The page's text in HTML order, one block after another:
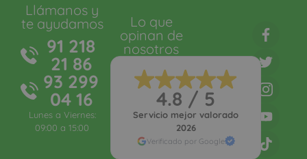
Lo que
opinan de
nosotros
4.8 / 5
Servicio mejor valorado
2026
Verificado por Google
Llámanos y
te ayudamos
91 218
21 86
93 299
04 16
Lunes a Viernes:
09:00 a 15:00